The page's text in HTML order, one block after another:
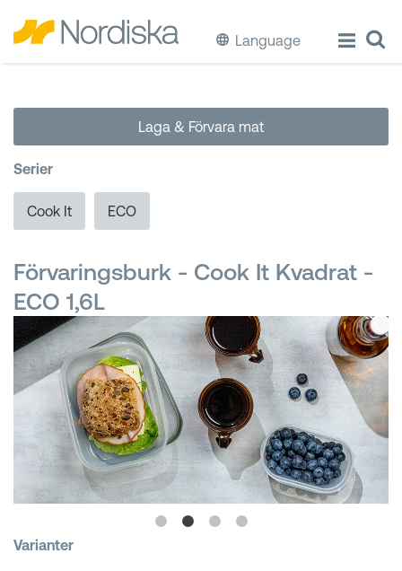
Language
Laga & Förvara mat
Diska & Städa
Förvaring
Källsortering
Hinkar & Tunnor
Kundkorgar
Laga & Förvara mat
Serier
Cook It ECO
Förvaringsburk - Cook It Kvadrat -
ECO 1,6L
Varianter